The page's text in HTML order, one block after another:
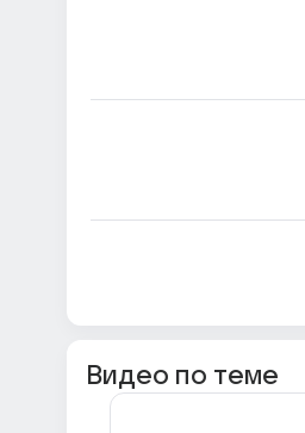
Видео по теме